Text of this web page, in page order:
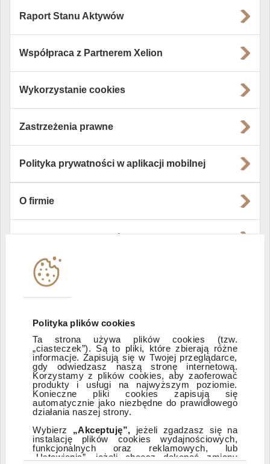
Polityka plików cookies
Ta strona używa plików cookies (tzw.
„ciasteczek”). Są to pliki, które zbierają różne
informacje. Zapisują się w Twojej przeglądarce,
gdy odwiedzasz naszą stronę internetową.
Korzystamy z plików cookies, aby zaoferować
produkty i usługi na najwyższym poziomie.
Konieczne pliki cookies zapisują się
automatycznie jako niezbędne do prawidłowego
działania naszej strony.
Wybierz „Akceptuję”, jeżeli zgadzasz się na
instalację plików cookies wydajnościowych,
funkcjonalnych oraz reklamowych, lub
„Ustawienia”, jeżeli chcesz dokonać zmiany
Raport Stanu Aktywów
Współpraca z Partnerem Xelion
Wykorzystanie cookies
Zastrzeżenia prawne
Polityka prywatności w aplikacji mobilnej
O firmie
Instytucje współpracujące
Zastrzeżenia prawne
ESG